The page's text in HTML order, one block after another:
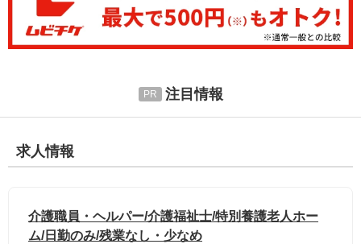
注目情報
求人情報
介護職員・ヘルパー/介護福祉士/特別養護老人ホー
ム/日勤のみ/残業なし・少なめ